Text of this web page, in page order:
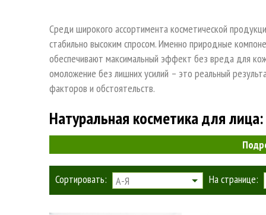
Среди широкого ассортимента косметической
стабильно высоким спросом. Именно природные
обеспечивают максимальный эффект без вреда для
омоложение без лишних усилий – это реальный
факторов и обстоятельств.
Натуральная косметика для
В отличие от химической косметической продукции, в
только «живые» компоненты природного
побочных эффектов в виде кожных высыпаний и
косметику для проблемной кожи купит потребитель.
Сортировать: А-Я На странице: